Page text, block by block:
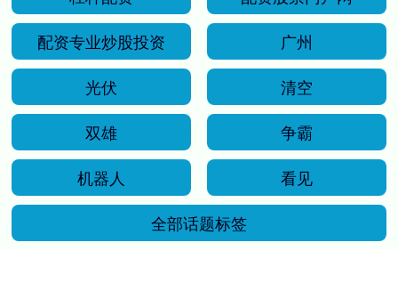
配资专业炒股投资
广州
光伏
清空
双雄
争霸
机器人
看见
全部话题标签